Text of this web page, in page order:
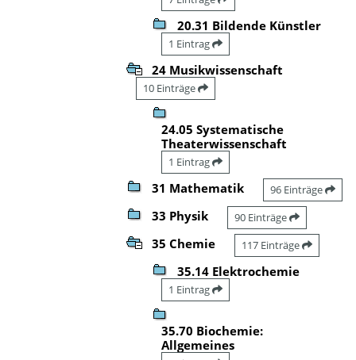
20.31 Bildende Künstler
1 Eintrag
24 Musikwissenschaft
10 Einträge
24.05 Systematische
Theaterwissenschaft
1 Eintrag
31 Mathematik 96 Einträge
33 Physik 90 Einträge
35 Chemie 117 Einträge
35.14 Elektrochemie
1 Eintrag
35.70 Biochemie:
Allgemeines